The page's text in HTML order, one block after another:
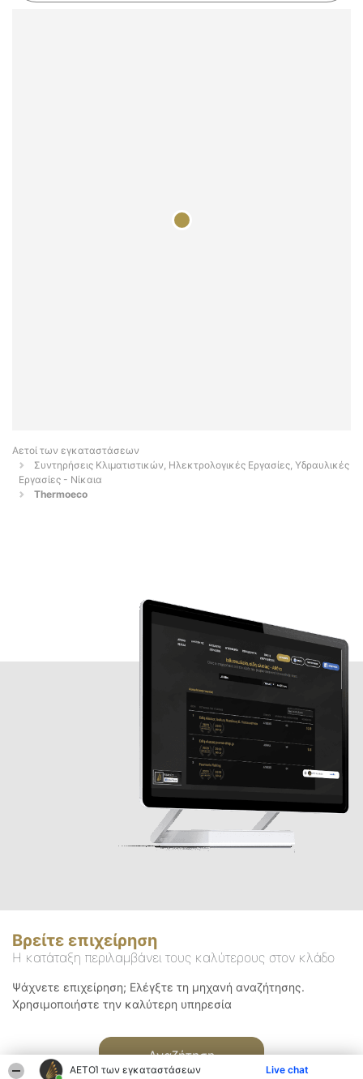
ΑΕΤΟΊ των εγκαταστάσεων Live chat
Αετοί των εγκαταστάσεων
Συντηρήσεις Κλιματιστικών, Ηλεκτρολογικές Εργασίες, Υδραυλικές
Εργασίες - Νίκαια
Thermoeco
Βρείτε επιχείρηση
Η κατάταξη περιλαμβάνει τους καλύτερους στον κλάδο
Ψάχνετε επιχείρηση; Ελέγξτε τη μηχανή αναζήτησης.
Χρησιμοποιήστε την καλύτερη υπηρεσία
Αναζήτηση